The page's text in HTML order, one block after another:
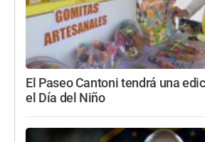
El Paseo Cantoni tendrá una
el Día del Niño